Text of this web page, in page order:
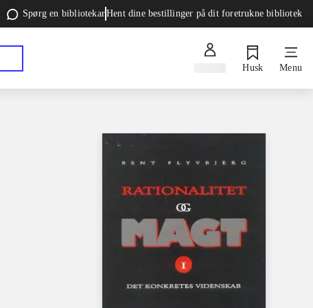
Spørg en bibliotekarHent dine bestillinger på dit foretrukne bibliotek
Husk Menu